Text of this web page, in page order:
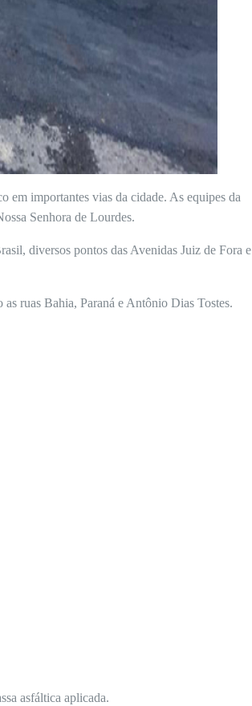
em importantes vias da cidade. As equipes da
Senhora de Lourdes.
diversos pontos das Avenidas Juiz de Fora e
ruas Bahia, Paraná e Antônio Dias Tostes.
asfáltica aplicada.